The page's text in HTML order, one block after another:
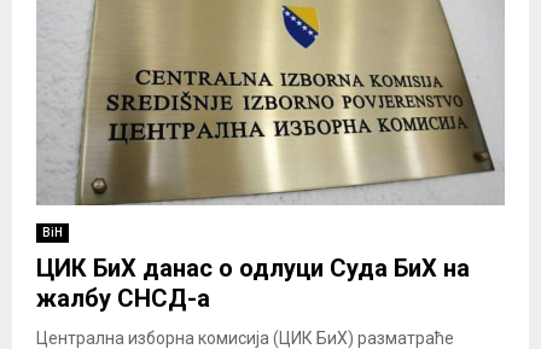
BiH
ЦИК БиХ данас о одлуци Суда БиХ на
жалбу СНСД-а
Централна изборна комисија (ЦИК БиХ) разматраће